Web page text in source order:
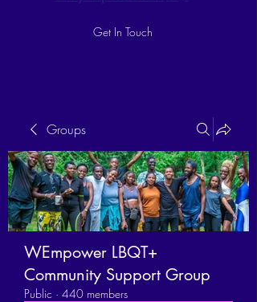
Get In Touch
Groups
WEmpower LBQT+
Community Support Group
Public · 440 members